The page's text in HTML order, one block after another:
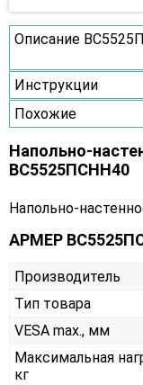
Описание
Инструкции
Похожие
Напольно-
ВС5525ПСНН40
Напольно-
АРМЕР
Производитель
Тип товара
VESA max., мм
Максимальная
кг